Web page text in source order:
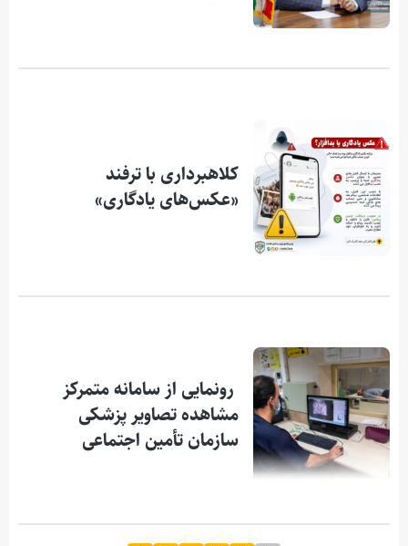
کلاهبرداری با ترفند
«عکس‌های یادگاری»
رونمایی از سامانه متمرکز
مشاهده تصاویر پزشکی
سازمان تأمین اجتماعی